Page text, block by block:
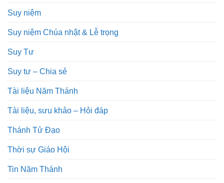
Suy niệm
Suy niệm Chúa nhật & Lễ trọng
Suy Tư
Suy tư – Chia sẻ
Tài liệu Năm Thánh
Tài liệu, sưu khảo – Hỏi đáp
Thánh Tử Đạo
Thời sự Giáo Hội
Tin Năm Thánh